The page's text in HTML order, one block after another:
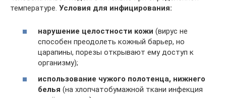
температуре. Условия для инфицирования:
нарушение целостности кожи (вирус не
способен преодолеть кожный барьер, но
царапины, порезы открывают ему доступ к
организму);
использование чужого полотенца, нижнего
белья (на хлопчатобумажной ткани инфекция